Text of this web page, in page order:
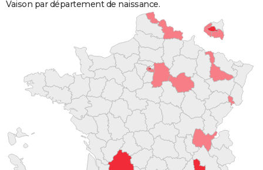
Vaison par département de naissance.